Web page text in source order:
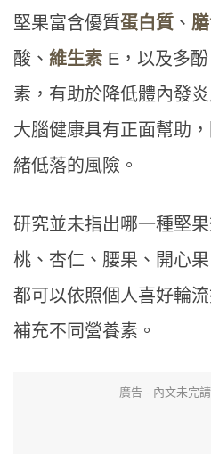
堅果富含優質蛋白質 、
酸、 維生素 E，以及多
素，有助於降低體內發
大腦健康具有正面幫助
緒低落的風險。
研究並未指出哪一種堅
桃、杏仁、腰果、開心
都可以依照個人喜好輪
補充不同營養素。
廣告 - 內文未完